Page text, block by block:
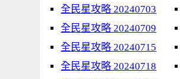
全民星攻略 20240703
全民星攻略 20240709
全民星攻略 20240715
全民星攻略 20240718